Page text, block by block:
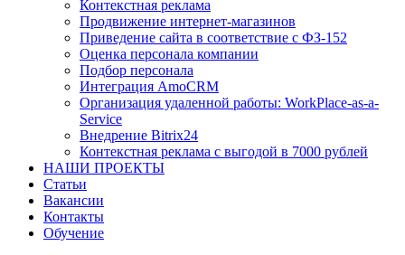
Контекстная реклама
Продвижение интернет-магазинов
Приведение сайта в соответствие с ФЗ-152
Оценка персонала компании
Подбор персонала
Интеграция AmoCRM
Организация удаленной работы: WorkPlace-as-a-
Service
Внедрение Bitrix24
Контекстная реклама с выгодой в 7000 рублей
НАШИ ПРОЕКТЫ
Статьи
Вакансии
Контакты
Обучение